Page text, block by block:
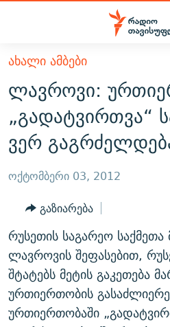
Accessibility
მთავარ
შინაარსზე
დაბრუნება
მთავარ
ნავიგაციაზე
დაბრუნება
ძიებაზე
ᲐᲮᲐᲚᲘ ᲐᲛᲑᲔᲑᲘ
ᲗᲔᲛᲔᲑᲘ
ᲞᲝᲚᲘᲢᲘᲙᲐ
ᲔᲙᲝᲜᲝᲛᲘᲙᲐ
ᲡᲐᲖᲝᲒᲐᲓᲝᲔᲑᲐ
ᲕᲘᲓᲔᲝ
ᲑᲚᲝᲒᲔᲑᲘ
ᲞᲝᲓᲙᲐᲡᲢᲔᲑᲘ
60 ᲓᲔᲪᲘᲑᲔᲚᲘ
ᲒᲐᲜᲙᲘᲗᲮᲕᲘᲡ ᲓᲦᲔ
ᲓᲘᲚᲘᲡ ᲡᲐᲣᲑᲠᲔᲑᲘ
ᲛᲝᲚᲐᲞᲐᲠᲐᲙᲔ ᲢᲔᲥᲡᲢᲔᲑᲘ
ᲤᲔᲜᲝᲕᲐᲜᲘ - 2.10
ᲗᲥᲕᲔᲜᲘ ᲞᲣᲑᲚᲘᲙᲐᲪᲘᲔᲑᲘ
ᲞᲠᲝᲔᲥᲢᲔᲑᲘ
ᲣᲙᲠᲐᲘᲜᲐᲨᲘ ᲓᲐᲦᲣᲞᲣᲚᲘ
ᲓᲐᲛᲝᲣᲙᲘᲓᲔᲑᲚᲝᲑᲘᲡ 100 ᲬᲔᲚᲘ
ᲩᲔᲛᲘ ᲡᲘᲙᲕᲓᲘᲚᲘᲡ ᲛᲘᲖᲔᲖᲘᲐ
ЭХО КАВКАЗА
ᲒᲐᲛᲝᲘᲬᲔᲠᲔ
ᲐᲮᲐᲚᲘ ᲐᲛᲑᲔᲑᲘ
ლავროვი:
„გადატვირთვა“
ვერ
ოქტომბერი 03, 2012
გაზიარება
რუსეთის საგარეო საქმეთა
ლავროვის შეფასებით,
შტატებს მეტის გაკეთება
ურთიერთობის
ურთიერთობაში